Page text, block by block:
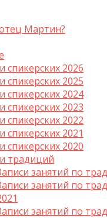
Мартин?
спикерских 2026
спикерских 2025
спикерских 2024
спикерских 2023
спикерских 2022
спикерских 2021
спикерских 2020
традиций
занятий по
занятий по
занятий по